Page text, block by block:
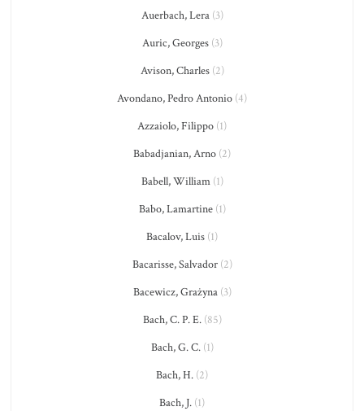
Auerbach, Lera(3)
Auric, Georges(3)
Avison, Charles(2)
Avondano, Pedro Antonio (4)
Azzaiolo, Filippo (1)
Babadjanian, Arno (2)
Babell, William(1)
Babo, Lamartine(1)
Bacalov, Luis (1)
Bacarisse, Salvador(2)
Bacewicz, Grażyna(3)
Bach, C. P. E.(85)
Bach, G. C.(1)
Bach, H. (2)
Bach, J. (1)